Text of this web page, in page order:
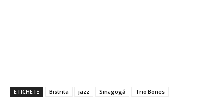
ETICHETE Bistrita jazz Sinagogă Trio Bones